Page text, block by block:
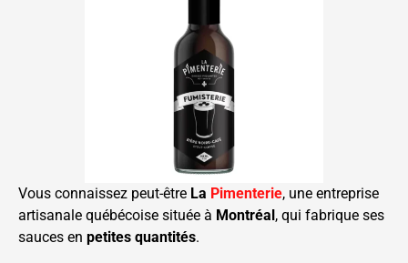
Vous connaissez peut-être La Pimenterie, une entreprise
artisanale québécoise située à Montréal , qui fabrique ses
sauces en petites quantités.